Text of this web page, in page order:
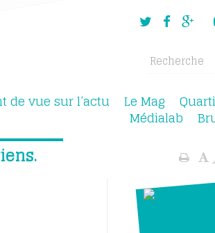
de vue sur l’actu Le Mag
Médialab